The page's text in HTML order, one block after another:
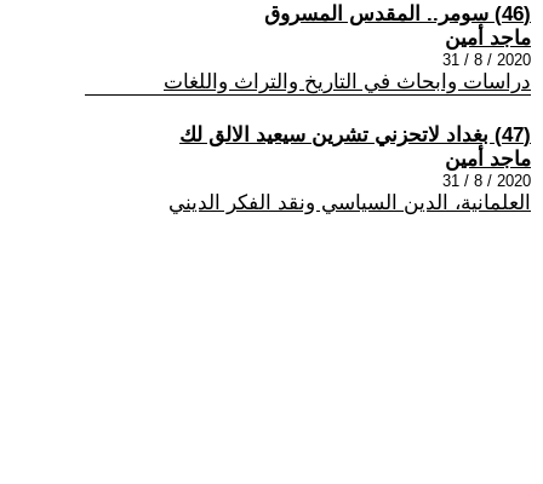
(46) سومر.. المقدس المسروق
ماجد أمين
2020 / 8 / 31
دراسات وابحاث في التاريخ والتراث واللغات
(47) بغداد لاتحزني تشرين سيعيد الالق لك
ماجد أمين
2020 / 8 / 31
العلمانية، الدين السياسي ونقد الفكر الديني